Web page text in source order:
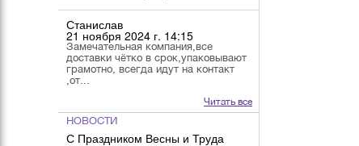
Станислав
21 ноября 2024 г. 14:15
Замечательная компания,все
доставки чётко в срок,упаковывают
грамотно, всегда идут на контакт
,от...
Читать все
НОВОСТИ
С Праздником Весны и Труда